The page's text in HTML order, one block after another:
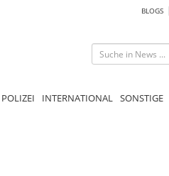
BLOGS
POLIZEI INTERNATIONAL SONSTIGE